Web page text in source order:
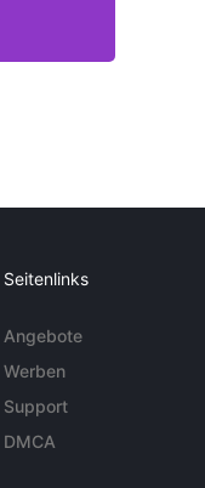
Seitenlinks
Angebote
Werben
Support
DMCA